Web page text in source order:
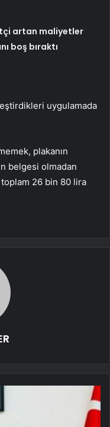
artan maliyetler
boş bıraktı
uygulamada
plakanın
belgesi olmadan
26 bin 80 lira